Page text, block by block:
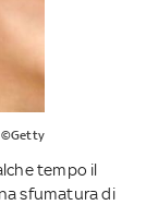
©Getty
tempo il
sfumatura di